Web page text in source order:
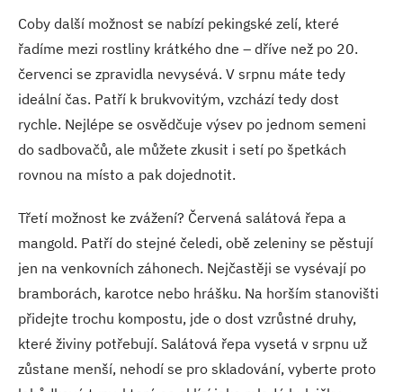
Coby další možnost se nabízí pekingské zelí, které
řadíme mezi rostliny krátkého dne – dříve než po 20.
červenci se zpravidla nevysévá. V srpnu máte tedy
ideální čas. Patří k brukvovitým, vzchází tedy dost
rychle. Nejlépe se osvědčuje výsev po jednom semeni
do sadbovačů, ale můžete zkusit i setí po špetkách
rovnou na místo a pak dojednotit.
Třetí možnost ke zvážení? Červená salátová řepa a
mangold. Patří do stejné čeledi, obě zeleniny se pěstují
jen na venkovních záhonech. Nejčastěji se vysévají po
bramborách, karotce nebo hrášku. Na horším stanovišti
přidejte trochu kompostu, jde o dost vzrůstné druhy,
které živiny potřebují. Salátová řepa vysetá v srpnu už
zůstane menší, nehodí se pro skladování, vyberte proto